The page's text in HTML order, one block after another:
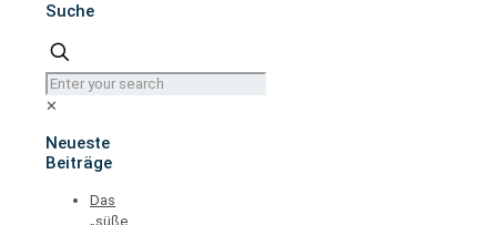
Suche
✕
Neueste
Beiträge
Das
„süße